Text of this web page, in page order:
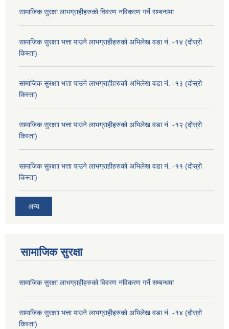
सामाजिक सुरक्षा लाभग्राहीहरुको विवरण नविकरण गर्ने सम्बन्धमा
सामाजिक सुरक्षाा भत्ता पाउने लाभग्राहीहरुको अभिलेख वडा नं. -१४ (दोस्रो
किस्ता)
सामाजिक सुरक्षाा भत्ता पाउने लाभग्राहीहरुको अभिलेख वडा नं. -१३ (दोस्रो
किस्ता)
सामाजिक सुरक्षाा भत्ता पाउने लाभग्राहीहरुको अभिलेख वडा नं. -१२ (दोस्रो
किस्ता)
सामाजिक सुरक्षाा भत्ता पाउने लाभग्राहीहरुको अभिलेख वडा नं. -११ (दोस्रो
किस्ता)
अन्य
सामाजिक सुरक्षा
सामाजिक सुरक्षा लाभग्राहीहरुको विवरण नविकरण गर्ने सम्बन्धमा
सामाजिक सुरक्षाा भत्ता पाउने लाभग्राहीहरुको अभिलेख वडा नं. -१४ (दोस्रो
किस्ता)